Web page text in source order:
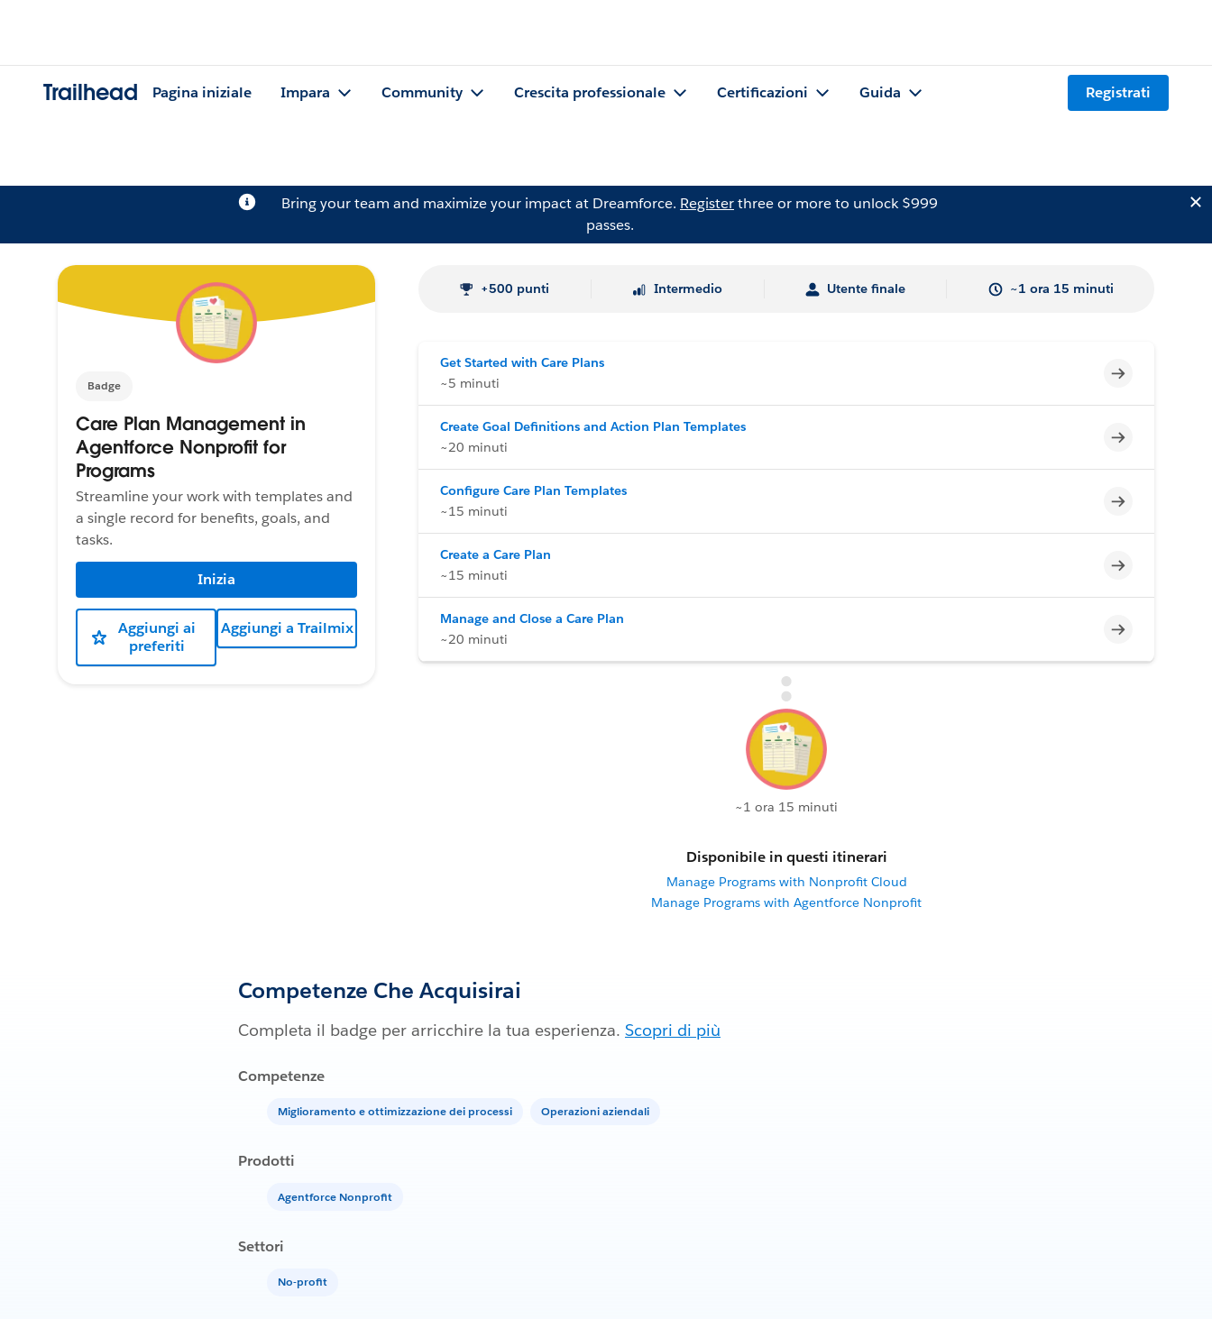
Trailhead Pagina iniziale Impara Community Crescita professionale Certificazioni Guida Registrati
Bring your team and maximize your impact at Dreamforce. Registerthree or more to unlock $999
passes.
Badge
Care Plan Management in
Agentforce Nonprofit for
Programs
Streamline your work with templates and
a single record for benefits, goals, and
tasks.
Inizia
Aggiungi ai
preferiti
Aggiungi a Trailmix
+500 punti Intermedio Utente finale ~1 ora 15 minuti
Get Started with Care Plans
~5 minuti
Incompleto
Create Goal Definitions and Action Plan Templates
~20 minuti
Incompleto
Configure Care Plan Templates
~15 minuti
Incompleto
Create a Care Plan
~15 minuti
Incompleto
Manage and Close a Care Plan
~20 minuti
Incompleto
~1 ora 15 minuti
Disponibile in questi itinerari
Manage Programs with Nonprofit Cloud
Manage Programs with Agentforce Nonprofit
Competenze Che Acquisirai
Completa il badge per arricchire la tua esperienza. Scopri di più
Competenze
Miglioramento e ottimizzazione dei processi Operazioni aziendali
Prodotti
Agentforce Nonprofit
Settori
No-profit